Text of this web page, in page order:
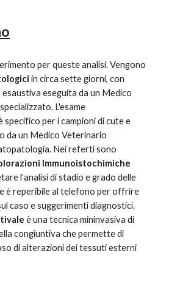
per queste analisi. Vengono
in circa sette giorni, con
eseguita da un Medico
specifico per i campioni di cute e
da un Medico Veterinario
Nei referti sono
Immunoistochimiche
l'analisi di stadio e grado delle
è reperibile al telefono per offrire
è una tecnica mininvasiva di
congiuntiva che permette di
di alterazioni dei tessuti esterni